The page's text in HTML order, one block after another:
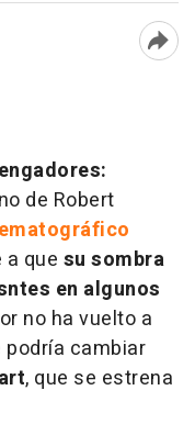
de Robert
a que su sombra
en algunos
no ha vuelto a
podría cambiar
, que se estrena